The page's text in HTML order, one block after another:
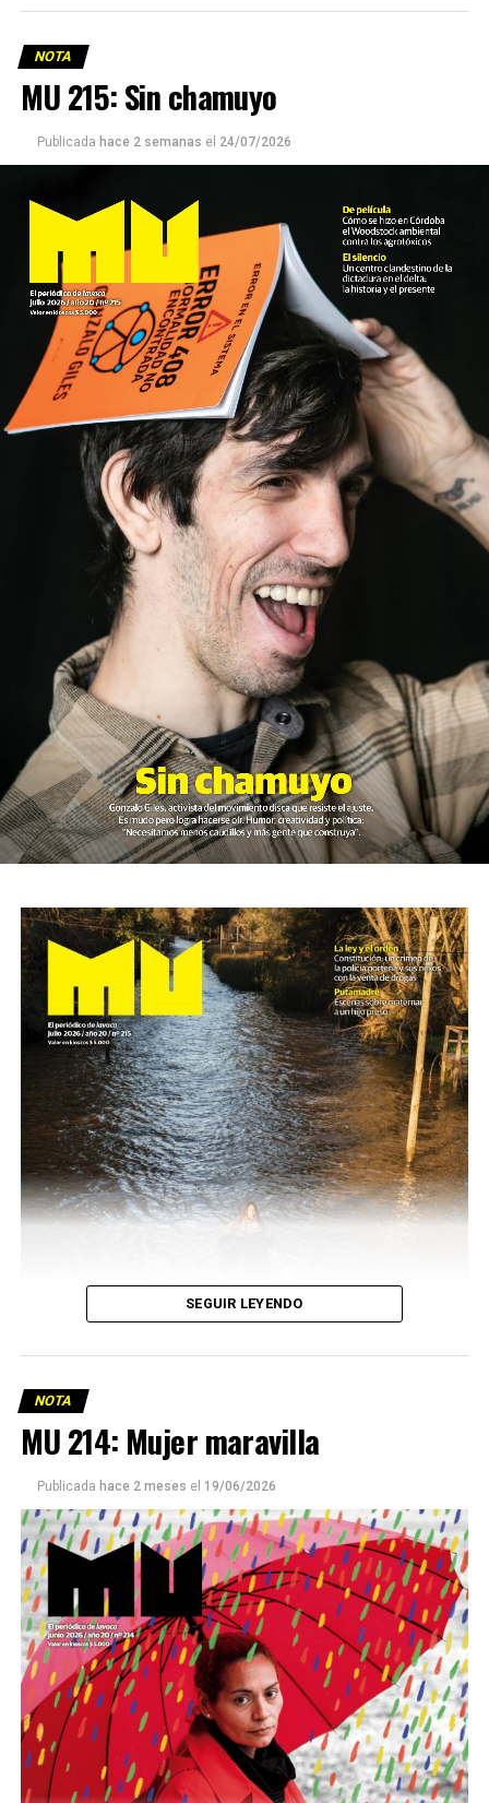
NOTA
MU 215: Sin chamuyo
Publicada hace 2 semanas el 24/07/2026
Este número 215 de MU ☝️viene con doble tapa, que
podría ser una frase:
Sin chamuyo, a remarla.
Descargar la Mu en PDF
SEGUIR LEYENDO
NOTA
MU 214: Mujer maravilla
Publicada hace 2 meses el 19/06/2026